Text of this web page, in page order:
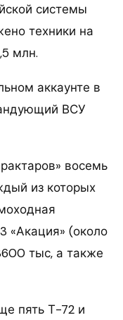
системы
техники на
млн.
аккаунте в
ВСУ
восемь
из которых
«Акация» (около
тыс, а также
пять Т-72 и